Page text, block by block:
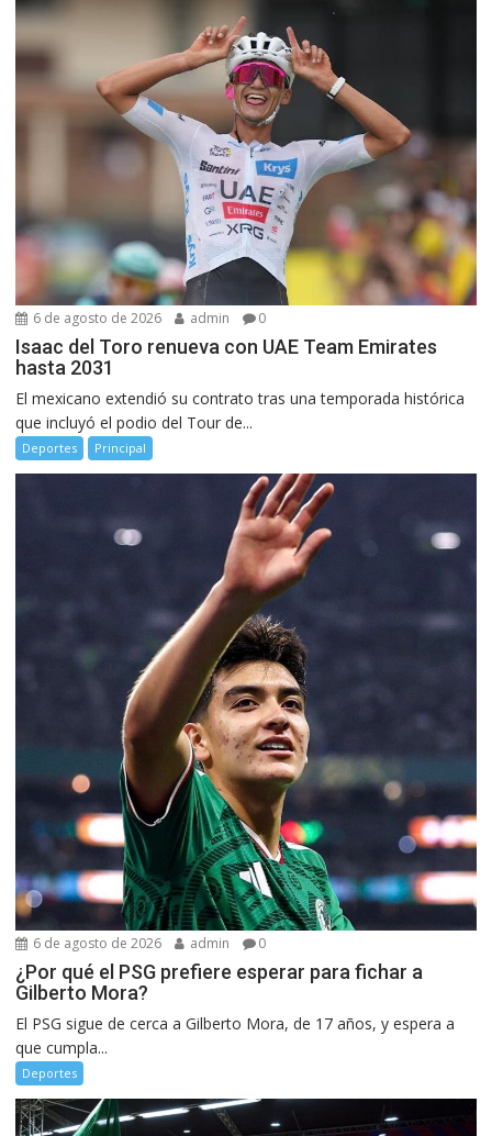
6 de agosto de 2026 admin 0
Isaac del Toro renueva con UAE Team Emirates
hasta 2031
El mexicano extendió su contrato tras una temporada histórica
que incluyó el podio del Tour de...
Deportes Principal
6 de agosto de 2026 admin 0
¿Por qué el PSG prefiere esperar para fichar a
Gilberto Mora?
El PSG sigue de cerca a Gilberto Mora, de 17 años, y espera a
que cumpla...
Deportes